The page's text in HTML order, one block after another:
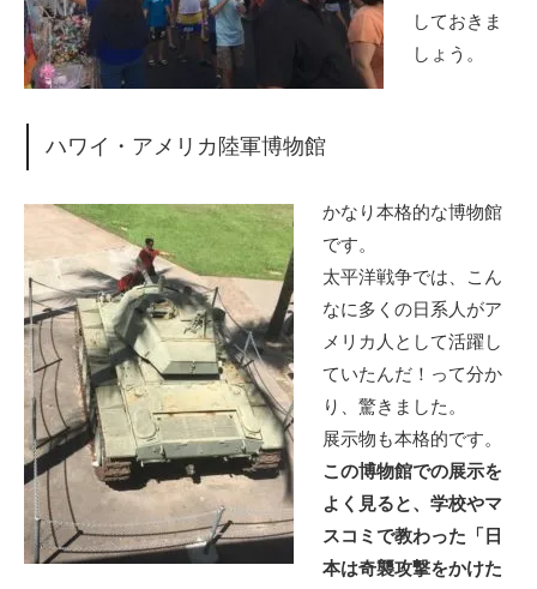
しておきま
しょう。
ハワイ・アメリカ陸軍博物館
かなり本格的な博物館
です。
太平洋戦争では、こん
なに多くの日系人がア
メリカ人として活躍し
ていたんだ！って分か
り、驚きました。
展示物も本格的です。
この博物館での展示を
よく見ると、学校やマ
スコミで教わった「日
本は奇襲攻撃をかけた